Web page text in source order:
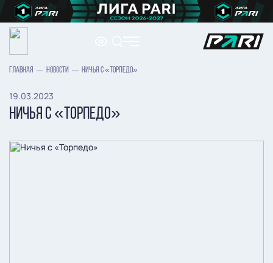
ГЛАВНАЯ НОВОСТИ НИЧЬЯ С «ТОРПЕДО»
19.03.2023
НИЧЬЯ С «ТОРПЕДО»